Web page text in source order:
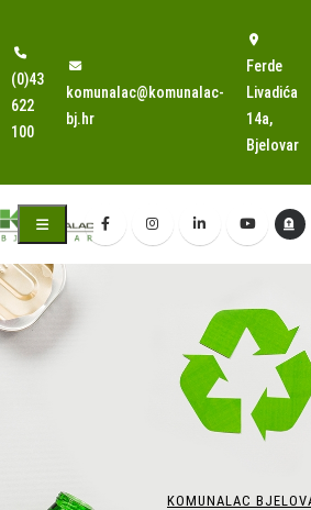
(0)43
622
100
komunalac@komunalac-
bj.hr
Ferde
Livadića
14a,
Bjelovar
KOMUNALAC